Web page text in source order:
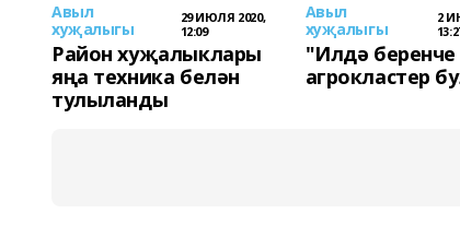
Авыл
хуҗалыгы
29 ИЮЛЯ 2020,
12:09
Район хуҗалыклары
яңа техника белән
тулыланды
Авыл
хуҗалыгы
2
"Илдә беренче
агрокластер